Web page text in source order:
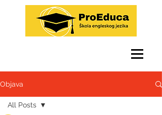
Objava
All Posts